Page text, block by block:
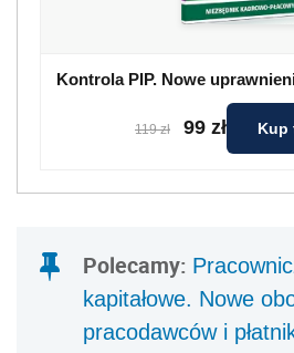
Kontrola PIP. Nowe
119 zł 99 zł Kup
Polecamy:
kapitałowe. Nowe
pracodawców i